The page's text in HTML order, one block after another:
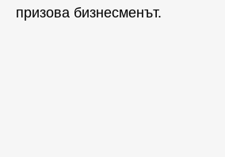
призова бизнесменът.